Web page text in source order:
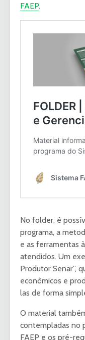
FAEP.
No folder, é
programa, a
e as ferramentas
atendidos. Um
Produtor Senar”,
econômicos e
las de forma
O material
contempladas no
FAEP e os pré-